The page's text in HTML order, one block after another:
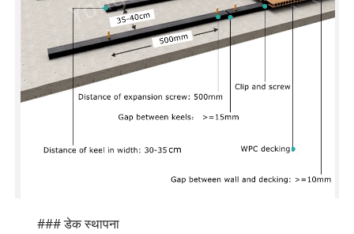
### डेक स्थापना